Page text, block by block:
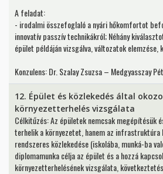
A feladat:
- irodalmi összefoglaló a nyári hőkomfortot
innovatív passzív technikákról; Néhány
épület példáján vizsgálva, változatok elemzése,
Konzulens: Dr. Szalay Zsuzsa – Medgyasszay
12. Épület és közlekedés által
környezetterhelés vizsgálata
Célkitűzés: Az épületek nemcsak megépítésük
terhelik a környezetet, hanem az infrastruktúra
rendszeres közlekedése (iskolába, munká-ba
diplomamunka célja az épület és a hozzá
környezetterhelésének vizsgálata,